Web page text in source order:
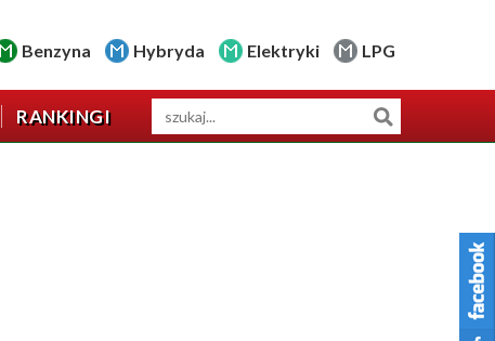
Benzyna Hybryda Elektryki LPG
RANKINGI